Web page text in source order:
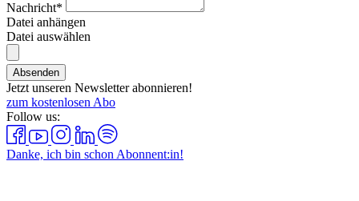
Nachricht*
Datei anhängen
Datei auswählen
Absenden
Jetzt unseren Newsletter abonnieren!
zum kostenlosen Abo
Follow us:
Danke, ich bin schon Abonnent:in!